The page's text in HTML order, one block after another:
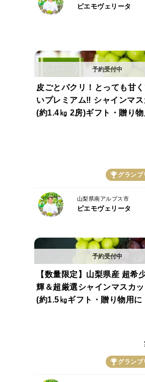
ピエモヴェリータ
皮ごとパクリ！とっても甘
いプレミアム‼ シャインマス
(約1.4㎏ 2房)ギフト・贈り
グランプ
山梨県南アルプス市
ピエモヴェリータ
【数量限定】山梨県産 超希
輝＆超厳選シャインマスカッ
(約1.5㎏ギフト・贈り物用に
グランプ